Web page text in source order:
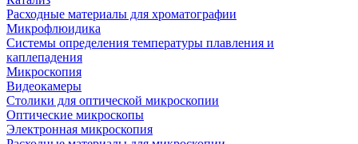
Расходные материалы для хроматографии
Микрофлюидика
Системы определения температуры плавления и
каплепадения
Микроскопия
Видеокамеры
Столики для оптической микроскопии
Оптические микроскопы
Электронная микроскопия